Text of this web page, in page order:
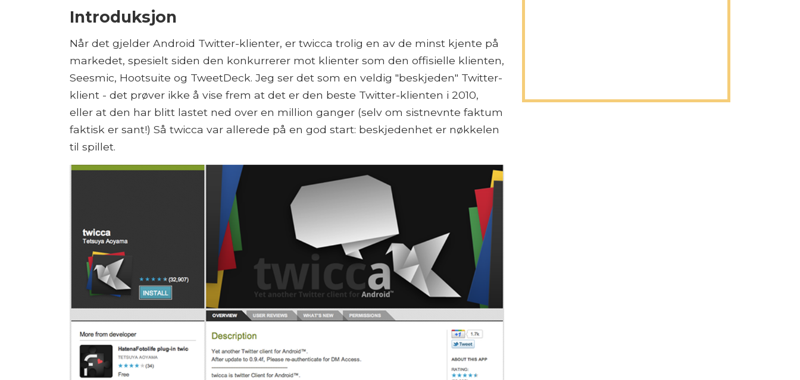
Introduksjon
Når det gjelder Android Twitter-klienter, er twicca trolig en av de minst kjente på
markedet, spesielt siden den konkurrerer mot klienter som den offisielle klienten,
Seesmic, Hootsuite og TweetDeck. Jeg ser det som en veldig "beskjeden" Twitter-
klient - det prøver ikke å vise frem at det er den beste Twitter-klienten i 2010,
eller at den har blitt lastet ned over en million ganger (selv om sistnevnte faktum
faktisk er sant!) Så twicca var allerede på en god start: beskjedenhet er nøkkelen
til spillet.